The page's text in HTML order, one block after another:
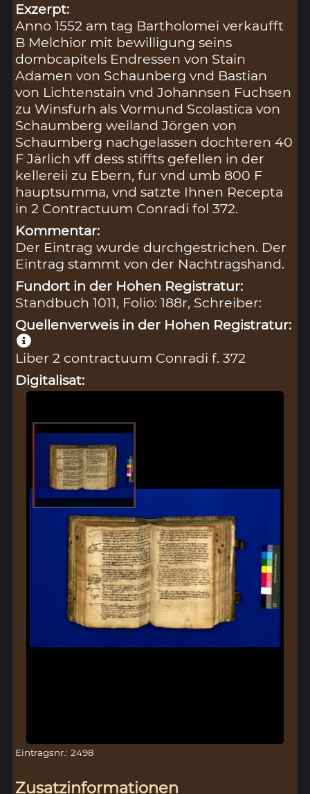
Exzerpt:
Anno 1552 am tag Bartholomei verkaufft
B Melchior mit bewilligung seins
dombcapitels Endressen von Stain
Adamen von Schaunberg vnd Bastian
von Lichtenstain vnd Johannsen Fuchsen
zu Winsfurh als Vormund Scolastica von
Schaumberg weiland Jörgen von
Schaumberg nachgelassen dochteren 40
F Järlich vff dess stiffts gefellen in der
kellereii zu Ebern, fur vnd umb 800 F
hauptsumma, vnd satzte Ihnen Recepta
in 2 Contractuum Conradi fol 372.
Kommentar:
Der Eintrag wurde durchgestrichen. Der
Eintrag stammt von der Nachtragshand.
Fundort in der Hohen Registratur:
Standbuch 1011, Folio: 188r, Schreiber:
Quellenverweis in der Hohen Registratur:
Liber 2 contractuum Conradi f. 372
Digitalisat:
Eintragsnr.: 2498
Zusatzinformationen